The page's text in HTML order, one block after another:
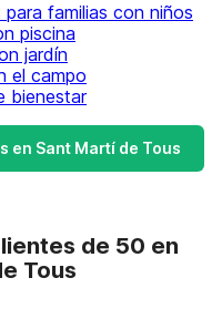
familias con niños
piscina
jardín
el campo
bienestar
en Sant Martí de Tous
de 50 en
Tous